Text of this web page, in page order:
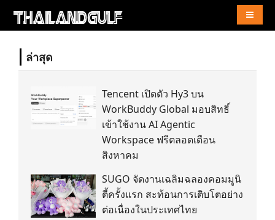
ล่าสุด
Tencent เปิดตัว Hy3 บน
WorkBuddy Global มอบสิทธิ์
เข้าใช้งาน AI Agentic
Workspace ฟรีตลอดเดือน
สิงหาคม
SUGO จัดงานเฉลิมฉลองคอมมูนิ
ตี้ครั้งแรก สะท้อนการเติบโตอย่าง
ต่อเนื่องในประเทศไทย